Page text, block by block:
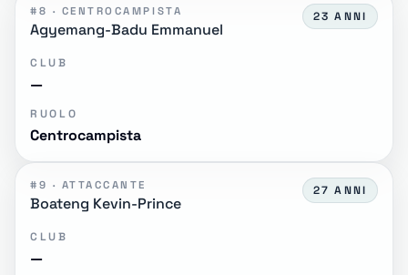
#8 · CENTROCAMPISTA
Agyemang-Badu Emmanuel
23 ANNI
CLUB
—
RUOLO
Centrocampista
#9 · ATTACCANTE
Boateng Kevin-Prince
27 ANNI
CLUB
—